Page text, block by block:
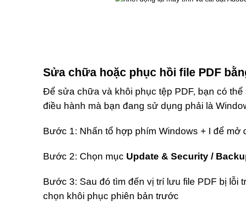
Sửa chữa hoặc phục hồi file PDF
Để sửa chữa và khôi phục tệp PDF, bạn có
điều hành mà bạn đang sử dụng phải là
Bước 1: Nhấn tổ hợp phím Windows + I để mở
Bước 2: Chọn mục Update & Security /
Bước 3: Sau đó tìm đến vị trí lưu file PDF bị lỗi
chọn khôi phục phiên bản trước